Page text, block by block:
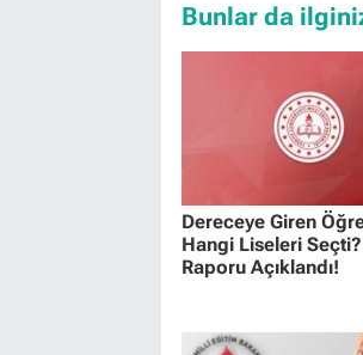
Bunlar da
Dereceye Giren
Hangi Liseleri
Raporu Açıklandı!